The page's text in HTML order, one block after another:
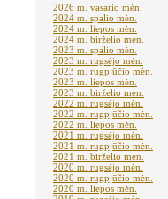
2026 m. vasario mėn.
2024 m. spalio mėn.
2024 m. liepos mėn.
2024 m. birželio mėn.
2023 m. spalio mėn.
2023 m. rugsėjo mėn.
2023 m. rugpjūčio mėn.
2023 m. liepos mėn.
2023 m. birželio mėn.
2022 m. rugsėjo mėn.
2022 m. rugpjūčio mėn.
2022 m. liepos mėn.
2021 m. rugsėjo mėn.
2021 m. rugpjūčio mėn.
2021 m. birželio mėn.
2020 m. rugsėjo mėn.
2020 m. rugpjūčio mėn.
2020 m. liepos mėn.